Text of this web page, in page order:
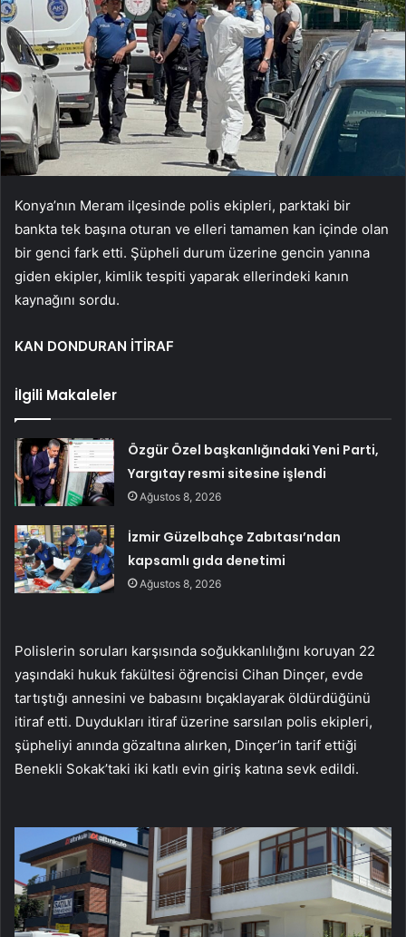
Konya’nın Meram ilçesinde polis ekipleri, parktaki bir
bankta tek başına oturan ve elleri tamamen kan içinde olan
bir genci fark etti. Şüpheli durum üzerine gencin yanına
giden ekipler, kimlik tespiti yaparak ellerindeki kanın
kaynağını sordu.
KAN DONDURAN İTİRAF
İlgili Makaleler
Özgür Özel başkanlığındaki Yeni Parti,
Yargıtay resmi sitesine işlendi
Ağustos 8, 2026
İzmir Güzelbahçe Zabıtası’ndan
kapsamlı gıda denetimi
Ağustos 8, 2026
Polislerin soruları karşısında soğukkanlılığını koruyan 22
yaşındaki hukuk fakültesi öğrencisi Cihan Dinçer, evde
tartıştığı annesini ve babasını bıçaklayarak öldürdüğünü
itiraf etti. Duydukları itiraf üzerine sarsılan polis ekipleri,
şüpheliyi anında gözaltına alırken, Dinçer’in tarif ettiği
Benekli Sokak’taki iki katlı evin giriş katına sevk edildi.